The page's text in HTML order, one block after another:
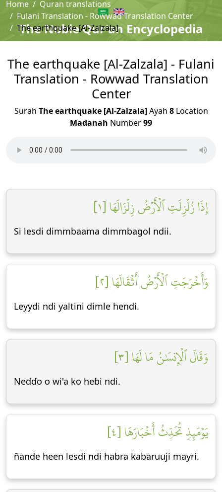
The Noble Qur'an Encyclopedia
Home
Quran translations
Fulani Translation - Rowwad Translation Center
The earthquake [Al-Zalzala]
The earthquake [Al-Zalzala] - Fulani
Translation - Rowwad Translation
Center
Surah The earthquake [Al-Zalzala]Ayah 8Location
Madanah Number99
إِذَا زُلۡزِلَتِ ٱلۡأَرۡضُ زِلۡزَالَهَا [١]
Si lesdi dimmbaama dimmbagol ndii.
وَأَخۡرَجَتِ ٱلۡأَرۡضُ أَثۡقَالَهَا [٢]
Leyydi ndi yaltini dimle hendi.
وَقَالَ ٱلۡإِنسَٰنُ مَا لَهَا [٣]
Neɗɗo o wi'a ko heɓi ndi.
يَوۡمَئِذٖ تُحَدِّثُ أَخۡبَارَهَا [٤]
ñande heen lesdi ndi habra kabaruuji mayri.